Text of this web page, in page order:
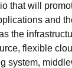
that will
and
the
flexible
system,